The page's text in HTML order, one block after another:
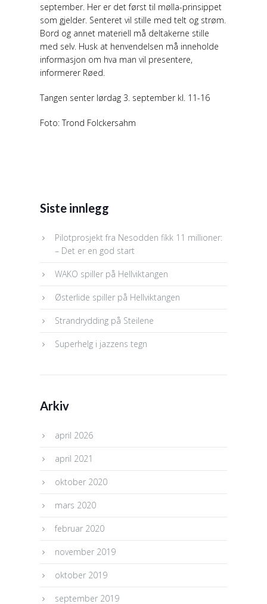
september. Her er det først til mølla-prinsippet
som gjelder. Senteret vil stille med telt og strøm.
Bord og annet materiell må deltakerne stille
med selv. Husk at henvendelsen må inneholde
informasjon om hva man vil presentere,
informerer Røed.
Tangen senter lørdag 3. september kl. 11-16
Foto: Trond Folckersahm
Siste innlegg
Pilotprosjekt fra Nesodden fikk 11 millioner:
– Det er en god start
WAKO spiller på Hellviktangen
Østerlide spiller på Hellviktangen
Strandrydding på Steilene
Superhelg i jazzens tegn
Arkiv
april 2026
april 2021
oktober 2020
mars 2020
februar 2020
november 2019
oktober 2019
september 2019